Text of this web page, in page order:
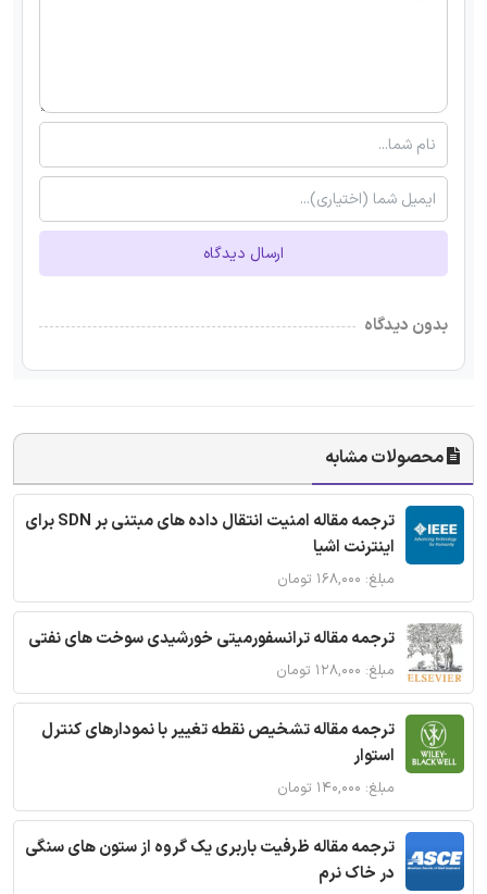
ارسال دیدگاه
بدون دیدگاه
محصولات مشابه
ترجمه مقاله امنیت انتقال داده های مبتنی بر SDN برای
اینترنت اشیا
مبلغ: ۱۶۸,۰۰۰ تومان
ترجمه مقاله ترانسفورمیتی خورشیدی سوخت های نفتی
مبلغ: ۱۲۸,۰۰۰ تومان
ترجمه مقاله تشخیص نقطه تغییر با نمودارهای کنترل
استوار
مبلغ: ۱۴۰,۰۰۰ تومان
ترجمه مقاله ظرفیت باربری یک گروه از ستون های سنگی
در خاک نرم